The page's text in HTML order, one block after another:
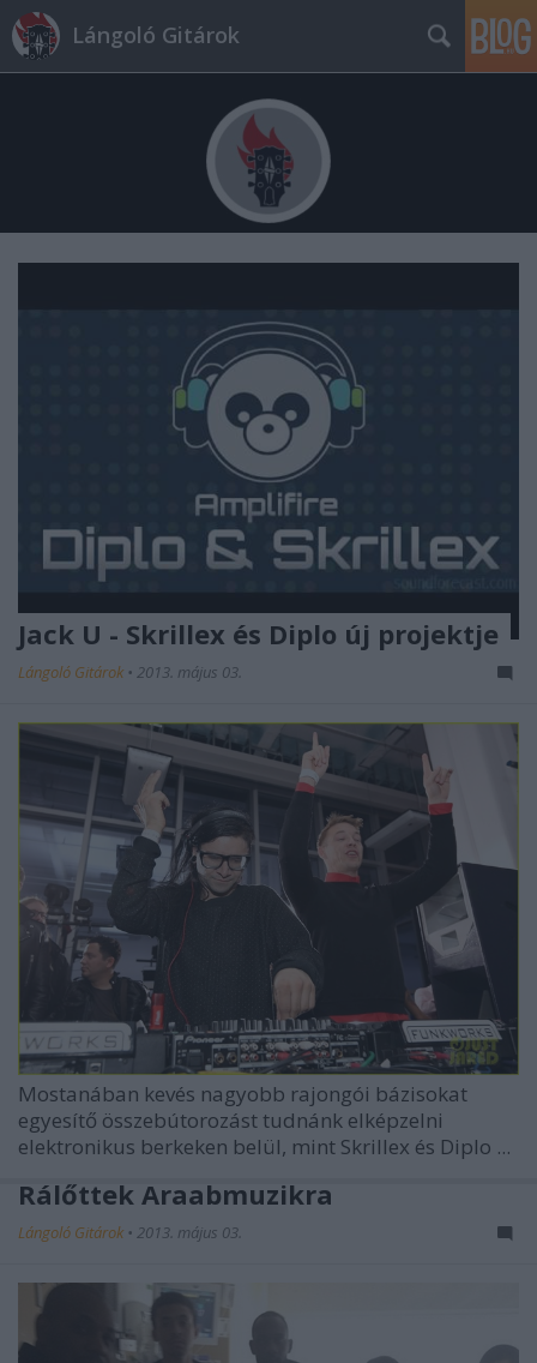
Lángoló Gitárok
Jack U - Skrillex és Diplo új projektje
Lángoló Gitárok • 2013. május 03.
Mostanában kevés nagyobb rajongói bázisokat
egyesítő összebútorozást tudnánk elképzelni
elektronikus berkeken belül, mint Skrillex és Diplo ...
Rálőttek Araabmuzikra
Lángoló Gitárok • 2013. május 03.